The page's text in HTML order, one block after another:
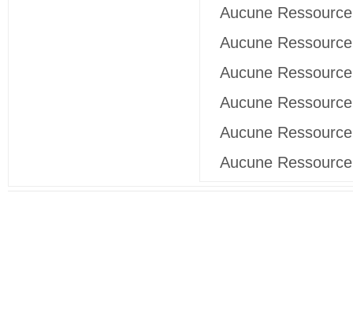
Aucune
Aucune
Aucune
Aucune
Aucune
Aucune